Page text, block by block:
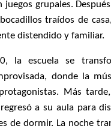
juegos grupales.
traídos de
distendido y familiar.
la escuela se
donde la
Más
a su aula para
de dormir. La noche